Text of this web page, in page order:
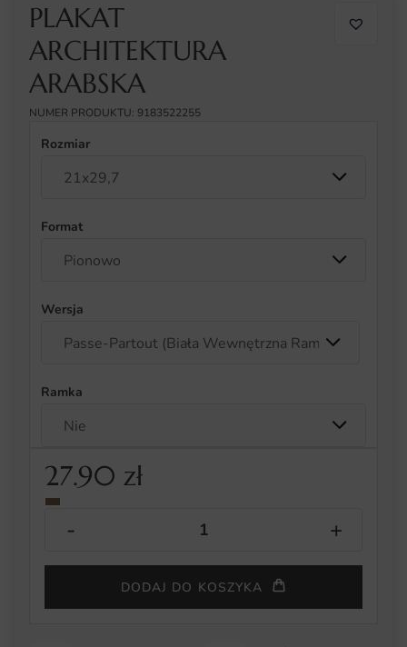
PLAKAT
ARCHITEKTURA
ARABSKA
NUMER PRODUKTU: 9183522255
Rozmiar
Format
Wersja
Ramka
27.90 zł
DODAJ DO KOSZYKA